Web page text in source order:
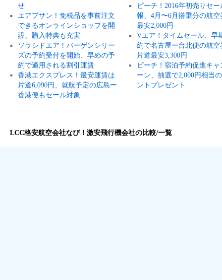
せ
エアプサン！免税品を事前注文
できるオンラインショップを開
設、購入特典も充実
ソラシドエア！バーゲンシリー
ズの予約受付を開始、早めの予
約で適用される割引運賃
香港エクスプレス！最安運賃は
片道6,090円、就航予定の広島ー
香港便もセール対象
ピーチ！2016年初売りセー
報、4月〜6月搭乗分の航空
最安2,000円
Vエア！タイムセール、早
約で名古屋ー台北便の航空
片道最安3,300円
ピーチ！宿泊予約促進キャ
ーン、抽選で2,000円相当
ントプレゼント
LCC格安航空会社なび！激安飛行機会社の比較/一覧